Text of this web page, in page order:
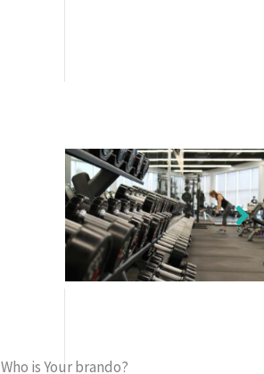
Who is Your brando?